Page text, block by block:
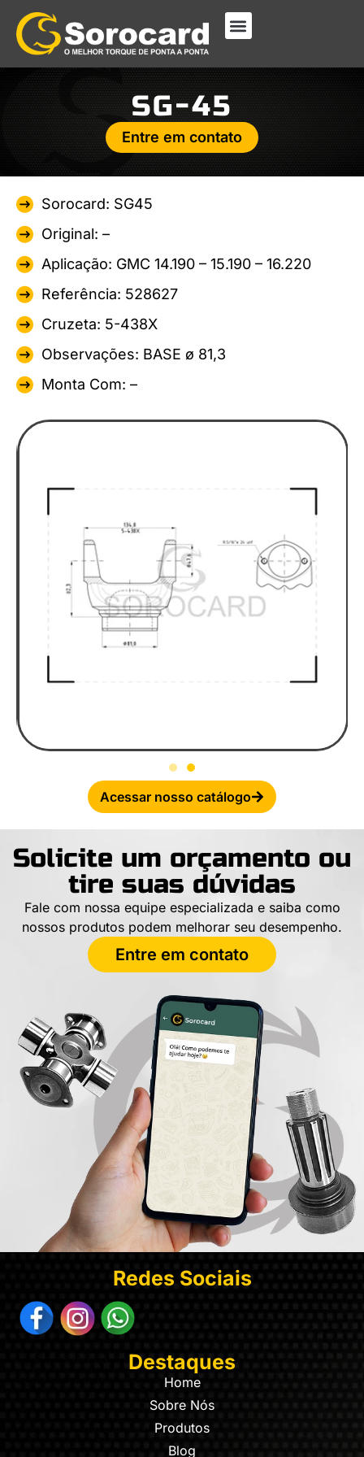
SG-45
Entre em contato
Sorocard: SG45
Original: –
Aplicação: GMC 14.190 – 15.190 – 16.220
Referência: 528627
Cruzeta: 5-438X
Observações: BASE ø 81,3
Monta Com: –
Acessar nosso catálogo
Solicite um orçamento ou
tire suas dúvidas
Fale com nossa equipe especializada e saiba como
nossos produtos podem melhorar seu desempenho.
Entre em contato
Redes Sociais
Destaques
Home
Sobre Nós
Produtos
Blog